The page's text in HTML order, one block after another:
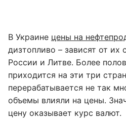
В Украине цены на
дизтопливо – зависят от их
России и Литве. Более
приходится на эти три
перерабатывается не так
объемы влияли на цены.
цену оказывает курс валют.